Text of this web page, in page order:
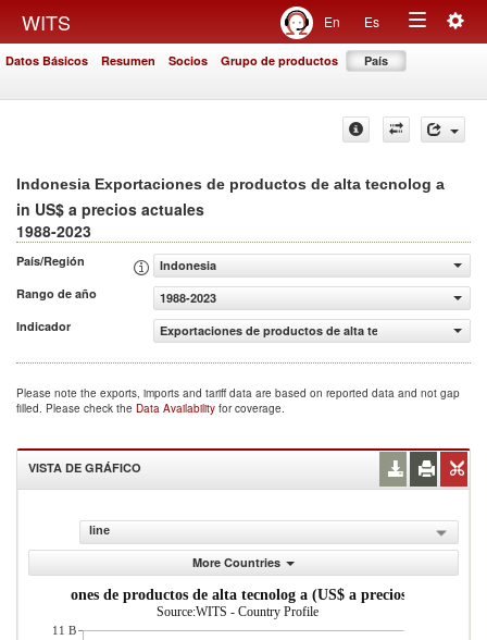
WITS En Es
Toggle
Datos Básicos Resumen Socios Grupo de productos País
Indonesia Exportaciones de productos de alta tecnolog a
in US$ a precios actuales
1988-2023
País/Región
Indonesia
Rango de año
1988-2023
Indicador
Exportaciones de productos de alta tecnolog a (US$ a
Please note the exports, imports and tariff data are based on reported data and not gap
filled. Please check the Data Availability for coverage.
VISTA DE GRÁFICO
line
More Countries
Exportaciones de productos de alta tecnolog a (US$ a precios actuales)
Source:WITS - Country Profile
11 B